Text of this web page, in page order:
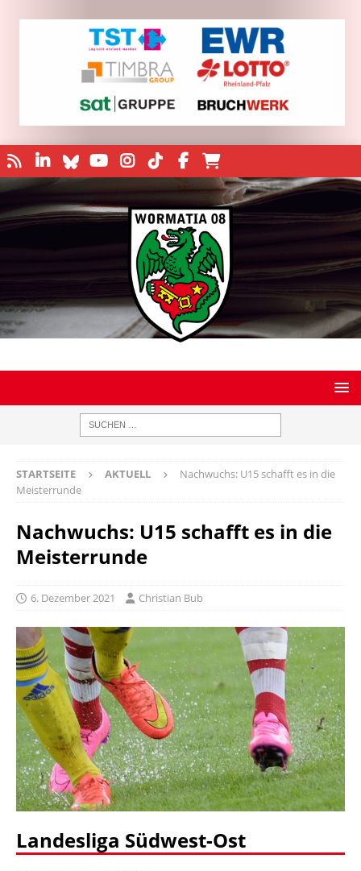
STARTSEITE AKTUELL
Nachwuchs: U15 schafft es in die
Meisterrunde
Nachwuchs: U15 schafft es in die
Meisterrunde
6. Dezember 2021 Christian Bub
Landesliga Südwest-Ost